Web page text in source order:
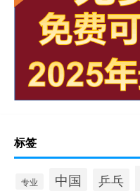
标签
专业 中国 乒乓